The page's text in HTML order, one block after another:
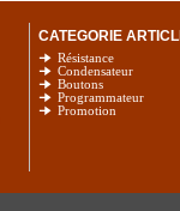
CATEGORIE
Résistance
Condensateur
Boutons
Programmateur
Promotion